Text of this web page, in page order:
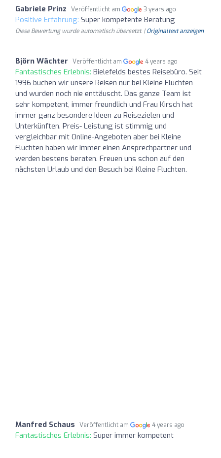
Gabriele Prinz Veröffentlicht am 3 years ago
Positive Erfahrung: Super kompetente Beratung
Diese Bewertung wurde automatisch übersetzt. |Originaltext anzeigen
Björn Wächter Veröffentlicht am 4 years ago
Fantastisches Erlebnis: Bielefelds bestes Reisebüro. Seit
1996 buchen wir unsere Reisen nur bei Kleine Fluchten
und wurden noch nie enttäuscht. Das ganze Team ist
sehr kompetent, immer freundlich und Frau Kirsch hat
immer ganz besondere Ideen zu Reisezielen und
Unterkünften. Preis- Leistung ist stimmig und
vergleichbar mit Online-Angeboten aber bei Kleine
Fluchten haben wir immer einen Ansprechpartner und
werden bestens beraten. Freuen uns schon auf den
nächsten Urlaub und den Besuch bei Kleine Fluchten.
Manfred Schaus Veröffentlicht am 4 years ago
Fantastisches Erlebnis: Super immer kompetent